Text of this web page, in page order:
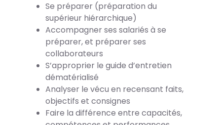
Se préparer (préparation du
supérieur hiérarchique)
Accompagner ses salariés à se
préparer, et préparer ses
collaborateurs
S’approprier le guide d’entretien
dématérialisé
Analyser le vécu en recensant faits,
objectifs et consignes
Faire la différence entre capacités,